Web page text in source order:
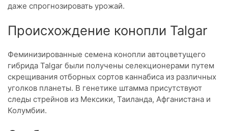
даже спрогнозировать урожай.
Происхождение конопли Talgar
Феминизированные семена конопли автоцветущего
гибрида Talgar были получены селекционерами путем
скрещивания отборных сортов каннабиса из различных
уголков планеты. В генетике штамма присутствуют
следы стрейнов из Мексики, Таиланда, Афганистана и
Колумбии.